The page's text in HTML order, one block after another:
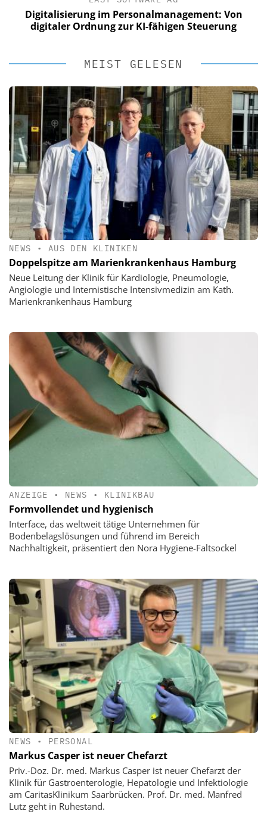
Digitalisierung im Personalmanagement: Von
digitaler Ordnung zur KI-fähigen Steuerung
MEIST GELESEN
NEWS • AUS DEN KLINIKEN
Doppelspitze am Marienkrankenhaus Hamburg
Neue Leitung der Klinik für Kardiologie, Pneumologie,
Angiologie und Internistische Intensivmedizin am Kath.
Marienkrankenhaus Hamburg
ANZEIGE • NEWS • KLINIKBAU
Formvollendet und hygienisch
Interface, das weltweit tätige Unternehmen für
Bodenbelagslösungen und führend im Bereich
Nachhaltigkeit, präsentiert den Nora Hygiene-Faltsockel
NEWS • PERSONAL
Markus Casper ist neuer Chefarzt
Priv.-Doz. Dr. med. Markus Casper ist neuer Chefarzt der
Klinik für Gastroenterologie, Hepatologie und Infektiologie
am CaritasKlinikum Saarbrücken. Prof. Dr. med. Manfred
Lutz geht in Ruhestand.